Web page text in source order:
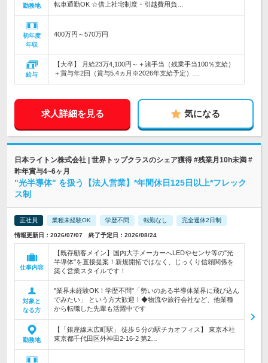
勤務地
転車通勤OK ☆借上社宅制度・引越費用負…
初年度
年収
400万円～570万円
給与
【大卒】 月給23万4,100円～＋諸手当（残業手当100％支給）
＋賞与年2回（賞与5.4ヵ月※2026年支給予定）…
求人詳細を見る 気になる
日本ライトン株式会社 | 世界トップクラスのシェア獲得 #残業月10h未満 #
昨年賞与4~6ヶ月
"光半導体" を扱う【法人営業】*年間休日125日以上*フレック
ス制
正社員 業種未経験OK 学歴不問 転勤なし 完全週休2日制
情報更新日：2026/07/07 終了予定日：2026/08/24
仕事内容
【既存顧客メイン】国内大手メーカーへLEDやセンサ等の"光
半導体"を直接提案！新規開拓ではなく、じっくり信頼関係を
築く営業スタイルです！
対象と
なる方
"業界未経験OK！学歴不問"「勢いのある半導体業界に飛び込ん
でみたい」 という方大歓迎！◆物流や旅行会社など、他業種
から転職した先輩も活躍中です
勤務地
【「銀座線末広町駅」 徒歩５分の駅チカオフィス】 東京本社
東京都千代田区外神田2-16-2 第2…